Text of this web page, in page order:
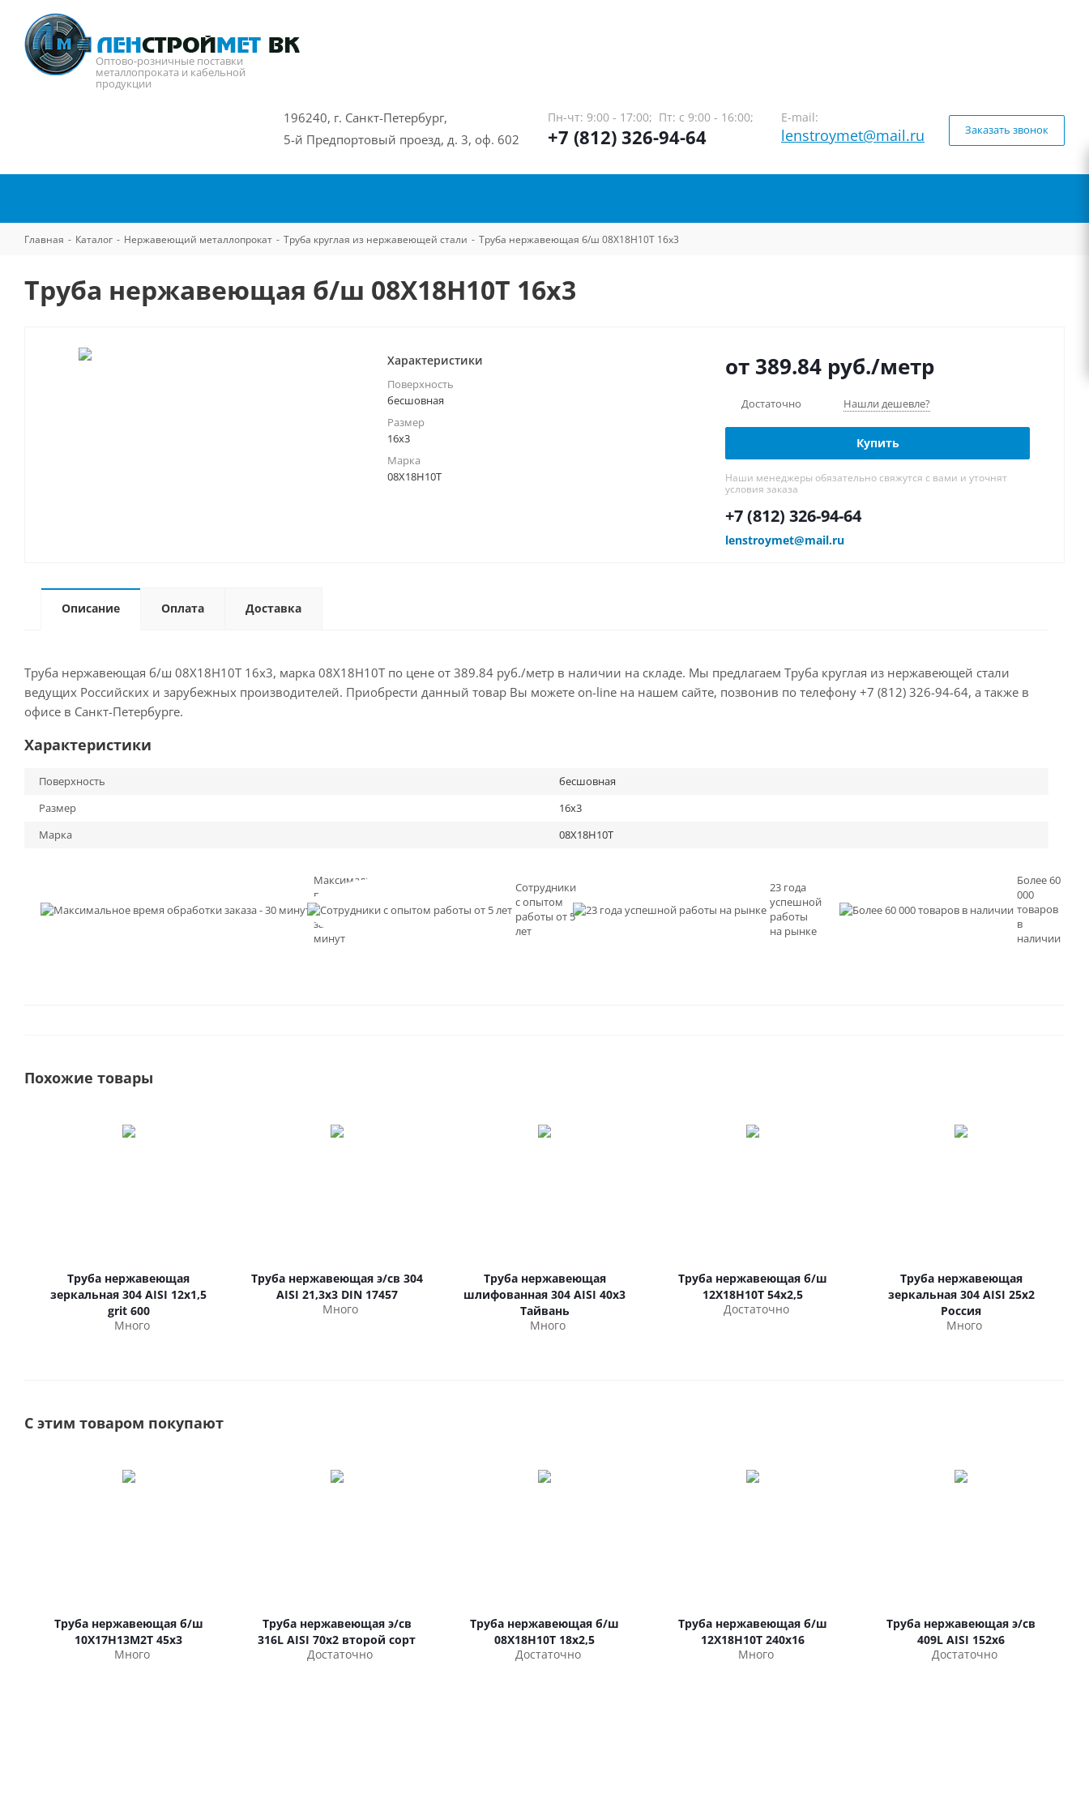
Оптово-розничные поставки
металлопроката и кабельной
продукции
196240, г. Санкт-Петербург,
5-й Предпортовый проезд, д. 3, оф. 602
Пн-чт: 9:00 - 17:00; Пт: с 9:00 - 16:00;
+7 (812) 326-94-64
E-mail:
lenstroymet@mail.ru Заказать звонок
Главная - Каталог - Нержавеющий металлопрокат - Труба круглая из нержавеющей стали - Труба нержавеющая б/ш 08Х18Н10Т 16х3
Труба нержавеющая б/ш 08Х18Н10Т 16х3
Характеристики
Поверхность
бесшовная
Размер
16х3
Марка
08Х18Н10Т
от 389.84 руб./метр
Достаточно Нашли дешевле?
Купить
Наши менеджеры обязательно свяжутся с вами и уточнят
условия заказа
+7 (812) 326-94-64
lenstroymet@mail.ru
Описание Оплата Доставка
Труба нержавеющая б/ш 08Х18Н10Т 16х3, марка 08Х18Н10Т по цене от 389.84 руб./метр в наличии на складе. Мы предлагаем Труба круглая из нержавеющей стали
ведущих Российских и зарубежных производителей. Приобрести данный товар Вы можете on-line на нашем сайте, позвонив по телефону +7 (812) 326-94-64, а также в
офисе в Санкт-Петербурге.
Характеристики
Поверхность
бесшовная
Размер
16х3
Марка
08Х18Н10Т
Максимальное
время
обработки
заказа - 30
минут
Сотрудники
с опытом
работы от 5
лет
23 года
успешной
работы
на рынке
Более 60
000
товаров
в
наличии
Похожие товары
Труба нержавеющая
зеркальная 304 AISI 12х1,5
grit 600
Много
Труба нержавеющая э/св 304
AISI 21,3х3 DIN 17457
Много
Труба нержавеющая
шлифованная 304 AISI 40х3
Тайвань
Много
Труба нержавеющая б/ш
12Х18Н10Т 54х2,5
Достаточно
Труба нержавеющая
зеркальная 304 AISI 25х2
Россия
Много
С этим товаром покупают
Труба нержавеющая б/ш
10Х17Н13М2Т 45х3
Много
Труба нержавеющая э/св
316L AISI 70х2 второй сорт
Достаточно
Труба нержавеющая б/ш
08Х18Н10Т 18х2,5
Достаточно
Труба нержавеющая б/ш
12Х18Н10Т 240х16
Много
Труба нержавеющая э/св
409L AISI 152х6
Достаточно